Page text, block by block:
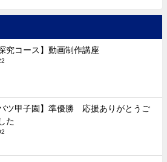
究コース】動画制作講座
バツ甲子園】準優勝 応援ありがとうご
た